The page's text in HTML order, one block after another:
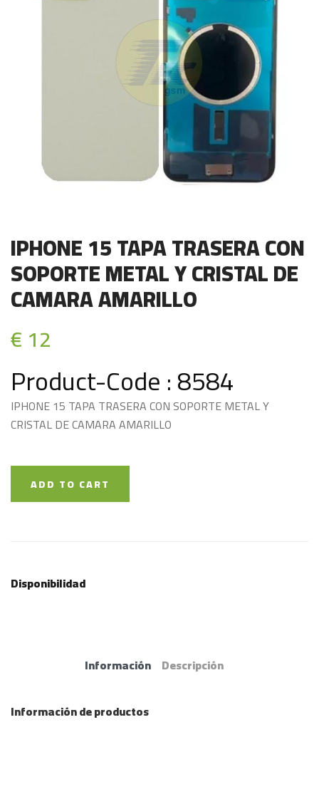
IPHONE 15 TAPA TRASERA CON
SOPORTE METAL Y CRISTAL DE
CAMARA AMARILLO
€ 12
Product-Code : 8584
IPHONE 15 TAPA TRASERA CON SOPORTE METAL Y
CRISTAL DE CAMARA AMARILLO
ADD TO CART
Disponibilidad
Información Descripción
Información de productos